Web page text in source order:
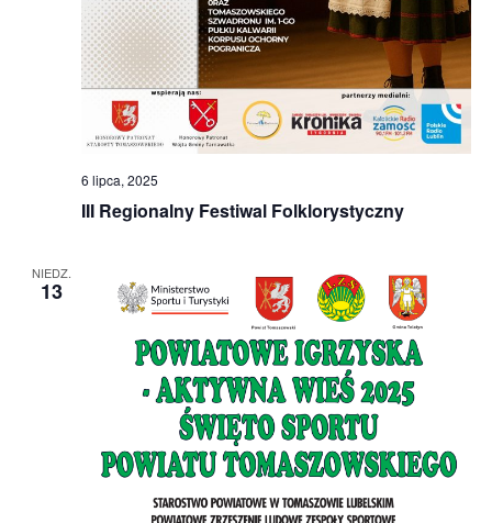
III Regionalny Festiwal Folklorystyczny
6 lipca, 2025
NIEDZ.
13